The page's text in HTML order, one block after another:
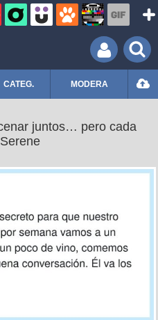
CATEG. MODERA
juntos… pero cada